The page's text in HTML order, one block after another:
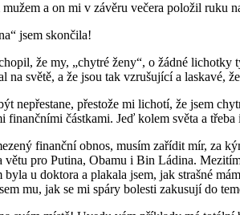
a on mi v závěru večera položil ruku
jsem skončila!
že my, „chytré ženy“, o žádné
na světě, a že jsou tak vzrušující a laskavé,
nepřestane, přestože mi lichotí, že jsem
finančními částkami. Jeď kolem světa a
finanční obnos, musím zařídit mír, za
větu pro Putina, Obamu i Bin Ládina.
u doktora a plakala jsem, jak strašné
mu, jak se mi spáry bolesti zakusují do